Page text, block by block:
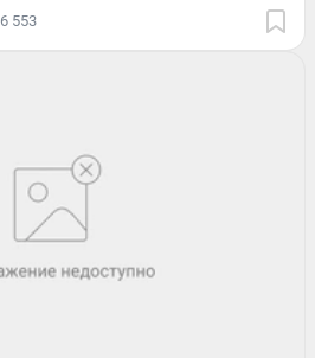
6 553